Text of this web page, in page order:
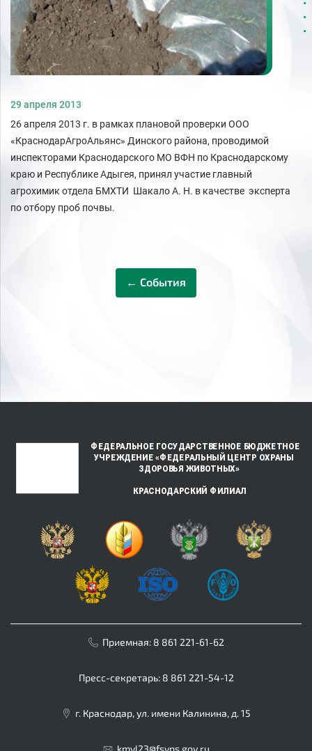
29 апреля 2013
26 апреля 2013 г. в рамках плановой проверки ООО
«КраснодарАгроАльянс» Динского района, проводимой
инспекторами Краснодарского МО ВФН по Краснодарскому
краю и Республике Адыгея, принял участие главный
агрохимик отдела БМХТИ Шакало А. Н. в качестве эксперта
по отбору проб почвы.
← События
Приемная: 8 861 221-61-62
Пресс-секретарь: 8 861 221-54-12
г. Краснодар, ул. имени Калинина, д. 15
kmvl23@fsvps.gov.ru